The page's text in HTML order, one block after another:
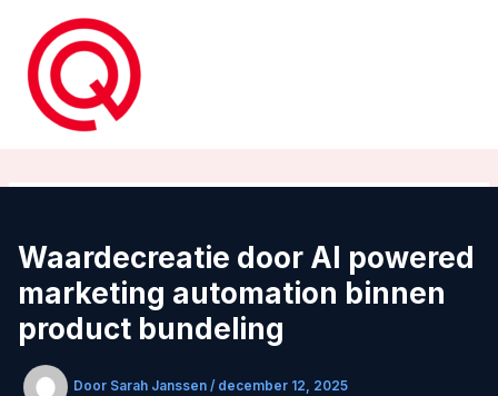
inhoud
Waardecreatie door AI powered
marketing automation binnen
product bundeling
Door Sarah Janssen / december 12, 2025